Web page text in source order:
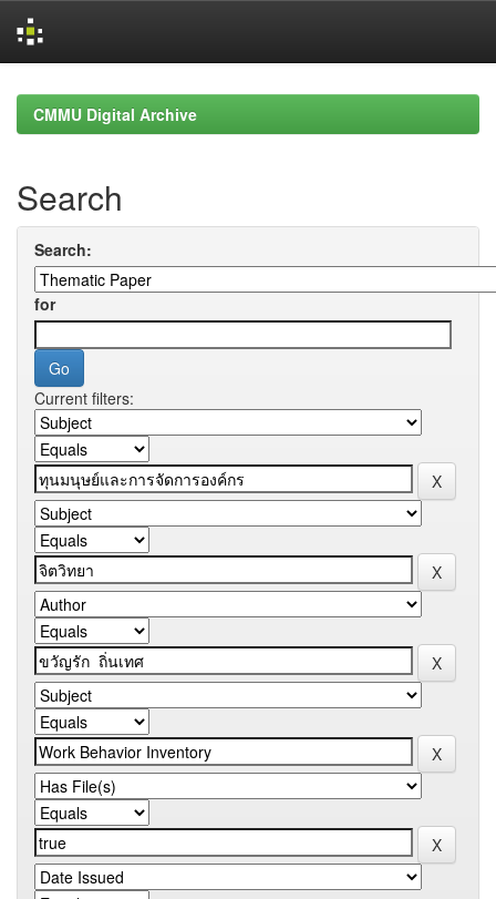
navigationCMMU Digital Archive
Search
Search:
for
Current filters: